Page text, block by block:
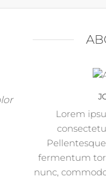
Lorem
fermentum
nunc,